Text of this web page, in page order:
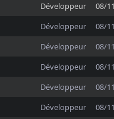
Développeur
08/
Développeur
08/
Développeur
08/
Développeur
08/
Développeur
08/
Développeur
08/